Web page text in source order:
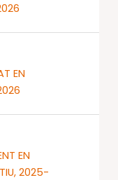
EN
EN
2025-